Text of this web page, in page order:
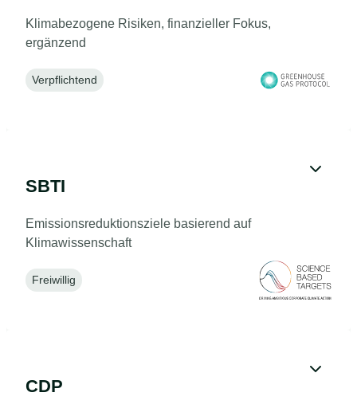
Klimabezogene Risiken, finanzieller Fokus,
ergänzend
Verpflichtend
SBTI
Emissionsreduktionsziele basierend auf
Klimawissenschaft
Freiwillig
CDP